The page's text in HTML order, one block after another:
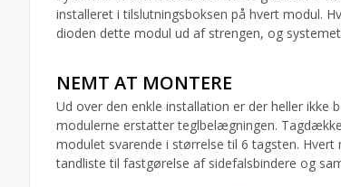
installeret i tilslutningsboksen på hvert modul.
dioden dette modul ud af strengen, og
NEMT AT MONTERE
Ud over den enkle installation er der heller ikke
modulerne erstatter teglbelægningen.
modulet svarende i størrelse til 6 tagsten.
tandliste til fastgørelse af sidefalsbindere og